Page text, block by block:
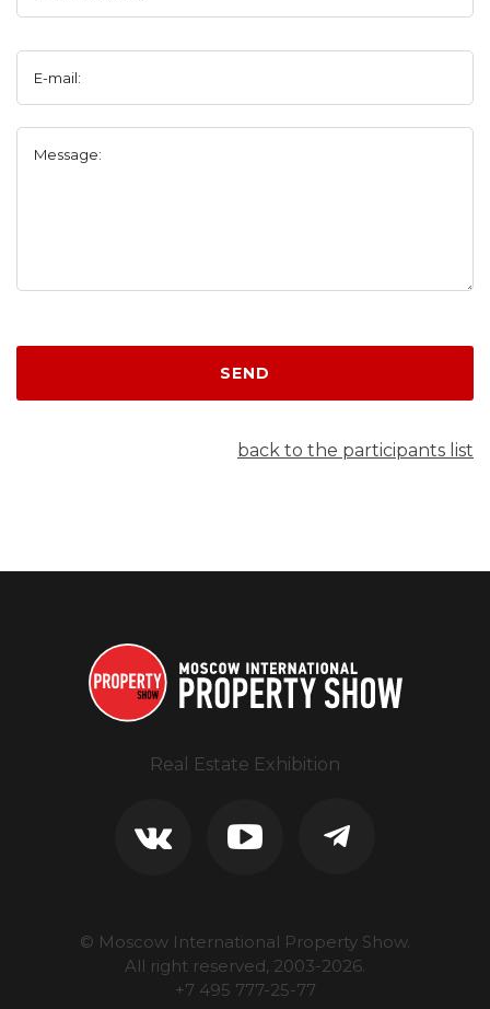
E-mail:
Message:
SEND
back to the participants list
Real Estate Exhibition
© Moscow International Property Show.
All right reserved, 2003-2026.
+7 495 777-25-77